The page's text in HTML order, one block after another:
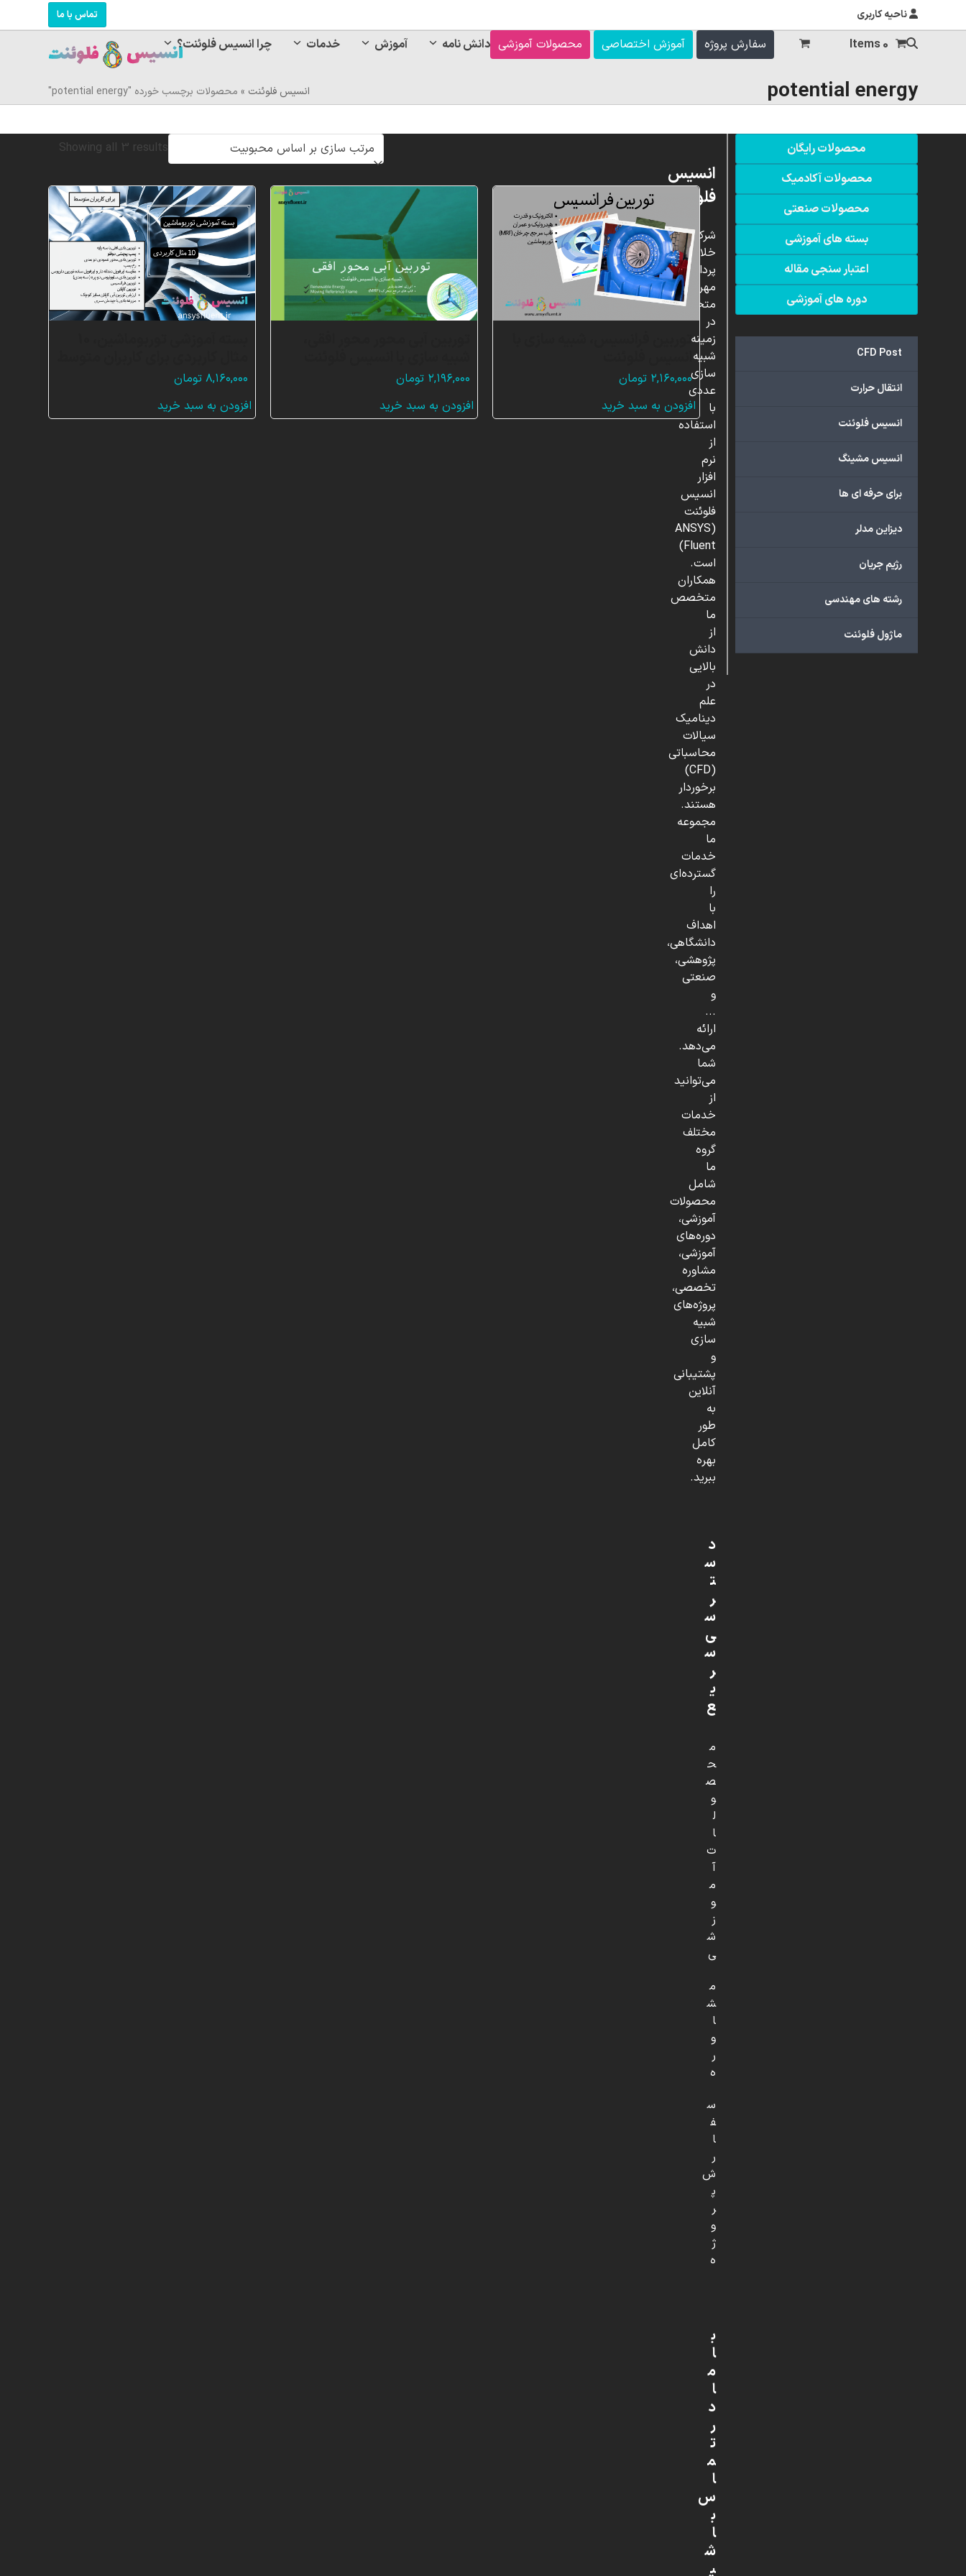
ناحیه کاربری تماس با ما
چرا انسیس فلوئنت؟ خدمات آموزش دانش نامه محصولات آموزشی آموزش اختصاصی سفارش پروژه 0 Items
potential energy انسیس فلوئنت » محصولات برچسب خورده "potential energy"
Showing all 3 results
Sorted
popularity
توربین فرانسیس، شبیه سازی با
۲,۱۶۰,۰۰۰ تومان
افزودن به سبد خرید
۲,۱۹۶,۰۰۰ تومان
افزودن به سبد خرید
۸,۱۶۰,۰۰۰ تومان
افزودن به سبد خرید
محصولات رایگان
محصولات آکادمیک
محصولات صنعتی
بسته های آموزشی
اعتبار سنجی مقاله
دوره های آموزشی
CFD Post
انتقال حرارت
انسیس فلوئنت
انسیس مشینگ
برای حرفه ای ها
دیزاین مدلر
رژیم جریان
رشته های مهندسی
ماژول فلوئنت
انسیس
فلوئنت
شرکت
خلاق
پردازشگران
مهر،
متخصص
در
زمینه
شبیه
سازی
عددی
با
استفاده
از
نرم
افزار
انسیس
فلوئنت
(ANSYS
Fluent)
است.
همکاران
متخصص
ما
از
دانش
بالایی
در
علم
دینامیک
سیالات
محاسباتی
(CFD)
برخوردار
هستند.
مجموعه
ما
خدمات
گسترده‌ای
را
با
اهداف
دانشگاهی،
پژوهشی،
صنعتی
و
...
ارائه
می‌دهد.
شما
می‌توانید
از
خدمات
مختلف
گروه
ما
شامل
محصولات
آموزشی،
دوره‌های
آموزشی،
مشاوره
تخصصی،
پروژه‌های
شبیه
سازی
و
پشتیبانی
آنلاین
به
طور
کامل
بهره
ببرید.
د
س
ت
ر
س
ی
س
ر
ی
ع
م
ح
ص
و
ل
ا
ت
آ
م
و
ز
ش
ی
م
ش
ا
و
ر
ه
س
ف
ا
ر
ش
پ
ر
و
ژ
ه
ب
ا
م
ا
د
ر
ت
م
ا
س
ب
ا
ش
ی